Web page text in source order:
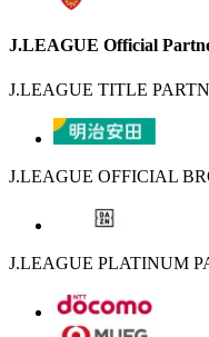
J.LEAGUE Official
J.LEAGUE TITLE
J.LEAGUE OFFICIAL
J.LEAGUE PLATINUM